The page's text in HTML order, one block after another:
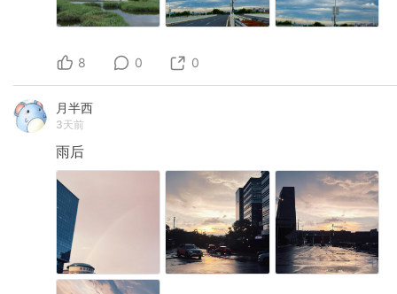
8 0 0
月半西
3天前
雨后